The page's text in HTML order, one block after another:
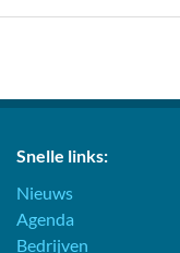
Snelle links:
Nieuws
Agenda
Bedrijven